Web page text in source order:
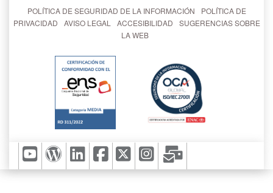
POLÍTICA DE SEGURIDAD DE LA INFORMACIÓN
POLÍTICA DE
PRIVACIDAD
AVISO LEGAL ACCESIBILIDAD
SUGERENCIAS SOBRE
LA WEB